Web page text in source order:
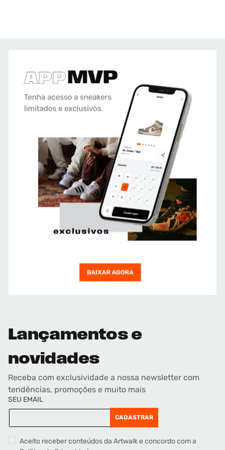
Lançamentos e
novidades
Receba com exclusividade a nossa newsletter com
tendências, promoções e muito mais
SEU EMAIL
CADASTRAR
Aceito receber conteúdos da Artwalk e concordo com a